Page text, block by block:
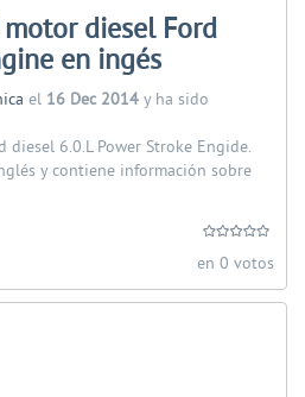
diesel Ford
en ingés
el 16 Dec 2014 y ha sido
diesel 6.0.L Power Stroke Engide.
y contiene información sobre
en 0 votos